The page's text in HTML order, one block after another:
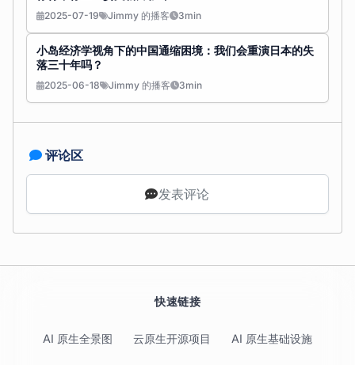
2025-07-19 Jimmy 的播客 3min
小岛经济学视角下的中国通缩困境：我们会重演日本的失
落三十年吗？
2025-06-18 Jimmy 的播客 3min
评论区
发表评论
快速链接
AI 原生全景图 云原生开源项目 AI 原生基础设施